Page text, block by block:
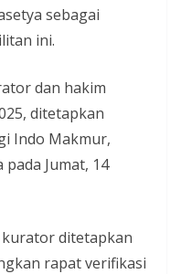
sebagai
ini.
dan hakim
ditetapkan
Indo Makmur,
Jumat, 14
ditetapkan
rapat verifikasi